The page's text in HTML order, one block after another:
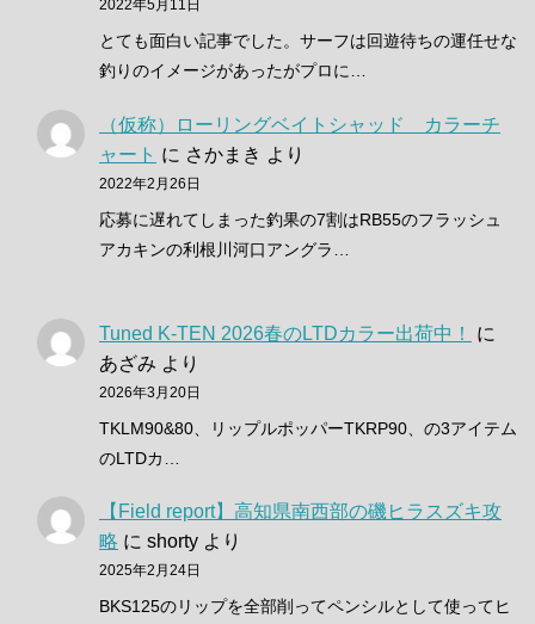
2022年5月11日
とても面白い記事でした。サーフは回遊待ちの運任せな
釣りのイメージがあったがプロに…
（仮称）ローリングベイトシャッド カラーチ
ャート に さかまき より
2022年2月26日
応募に遅れてしまった釣果の7割はRB55のフラッシュ
アカキンの利根川河口アングラ…
Tuned K-TEN 2026春のLTDカラー出荷中！
に
あざみ より
2026年3月20日
TKLM90&80、リップルポッパーTKRP90、の3アイテム
のLTDカ…
【Field report】高知県南西部の磯ヒラスズキ攻
略 に shorty より
2025年2月24日
BKS125のリップを全部削ってペンシルとして使ってヒ